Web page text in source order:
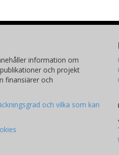
information om
och projekt
finansiärer och
och vilka som kan